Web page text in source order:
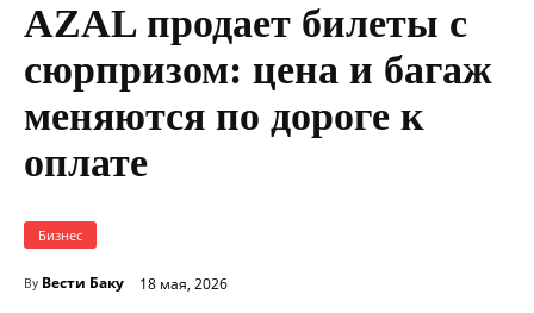
AZAL продает билеты с
сюрпризом: цена и багаж
меняются по дороге к
оплате
Бизнес
By Вести Баку 18 мая, 2026